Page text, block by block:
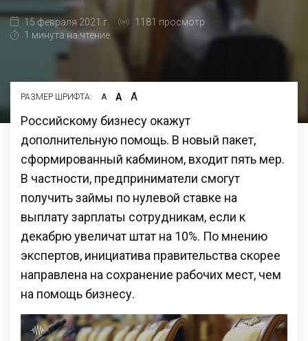
15 февраля 2021 г.
1181 просмотр
1 минута на чтение
РАЗМЕР ШРИФТА: А А А
Российскому бизнесу окажут
дополнительную помощь. В новый пакет,
сформированный кабмином, входит пять мер.
В частности, предприниматели смогут
получить займы по нулевой ставке на
выплату зарплаты сотрудникам, если к
декабрю увеличат штат на 10%. По мнению
экспертов, инициатива правительства скорее
направлена на сохранение рабочих мест, чем
на помощь бизнесу.